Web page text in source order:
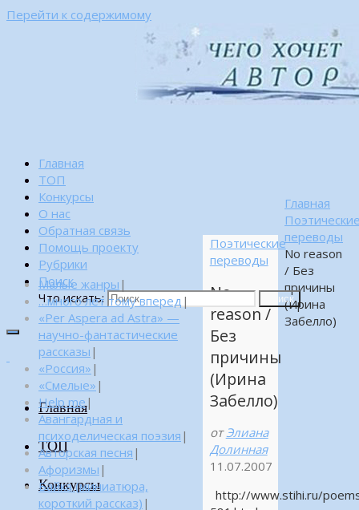
Перейти к содержимому
Главная
ТОП
Конкурсы
О нас
Обратная связь
Помощь проекту
Рубрики
Поиск
Что искать:
Поиск
Главная
ТОП
Конкурсы
Главная
переводы
No reason
/ Без
причины
(Ирина
Забелло)
Поэтические
переводы
No
reason /
Без
причины
(Ирина
Забелло)
от Элиана
Долинная
11.07.2007
http://www.stihi.ru/
Малые жанры |
…много лет тому вперед |
«Per Aspera ad Astra» —
научно-фантастические
рассказы |
«Россия» |
«Смелые» |
Help me|
Авангардная и
психоделическая поэзия |
Авторская песня |
Афоризмы |
Байка (миниатюра,
короткий рассказ) |